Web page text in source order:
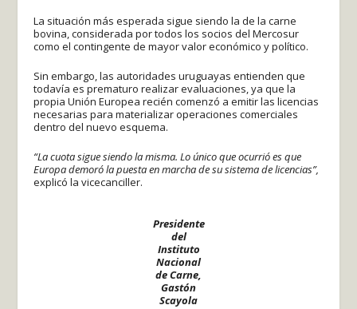
La situación más esperada sigue siendo la de la carne
bovina, considerada por todos los socios del Mercosur
como el contingente de mayor valor económico y político.
Sin embargo, las autoridades uruguayas entienden que
todavía es prematuro realizar evaluaciones, ya que la
propia Unión Europea recién comenzó a emitir las licencias
necesarias para materializar operaciones comerciales
dentro del nuevo esquema.
“La cuota sigue siendo la misma. Lo único que ocurrió es que
Europa demoró la puesta en marcha de su sistema de licencias”,
explicó la vicecanciller.
Presidente
del
Instituto
Nacional
de Carne,
Gastón
Scayola